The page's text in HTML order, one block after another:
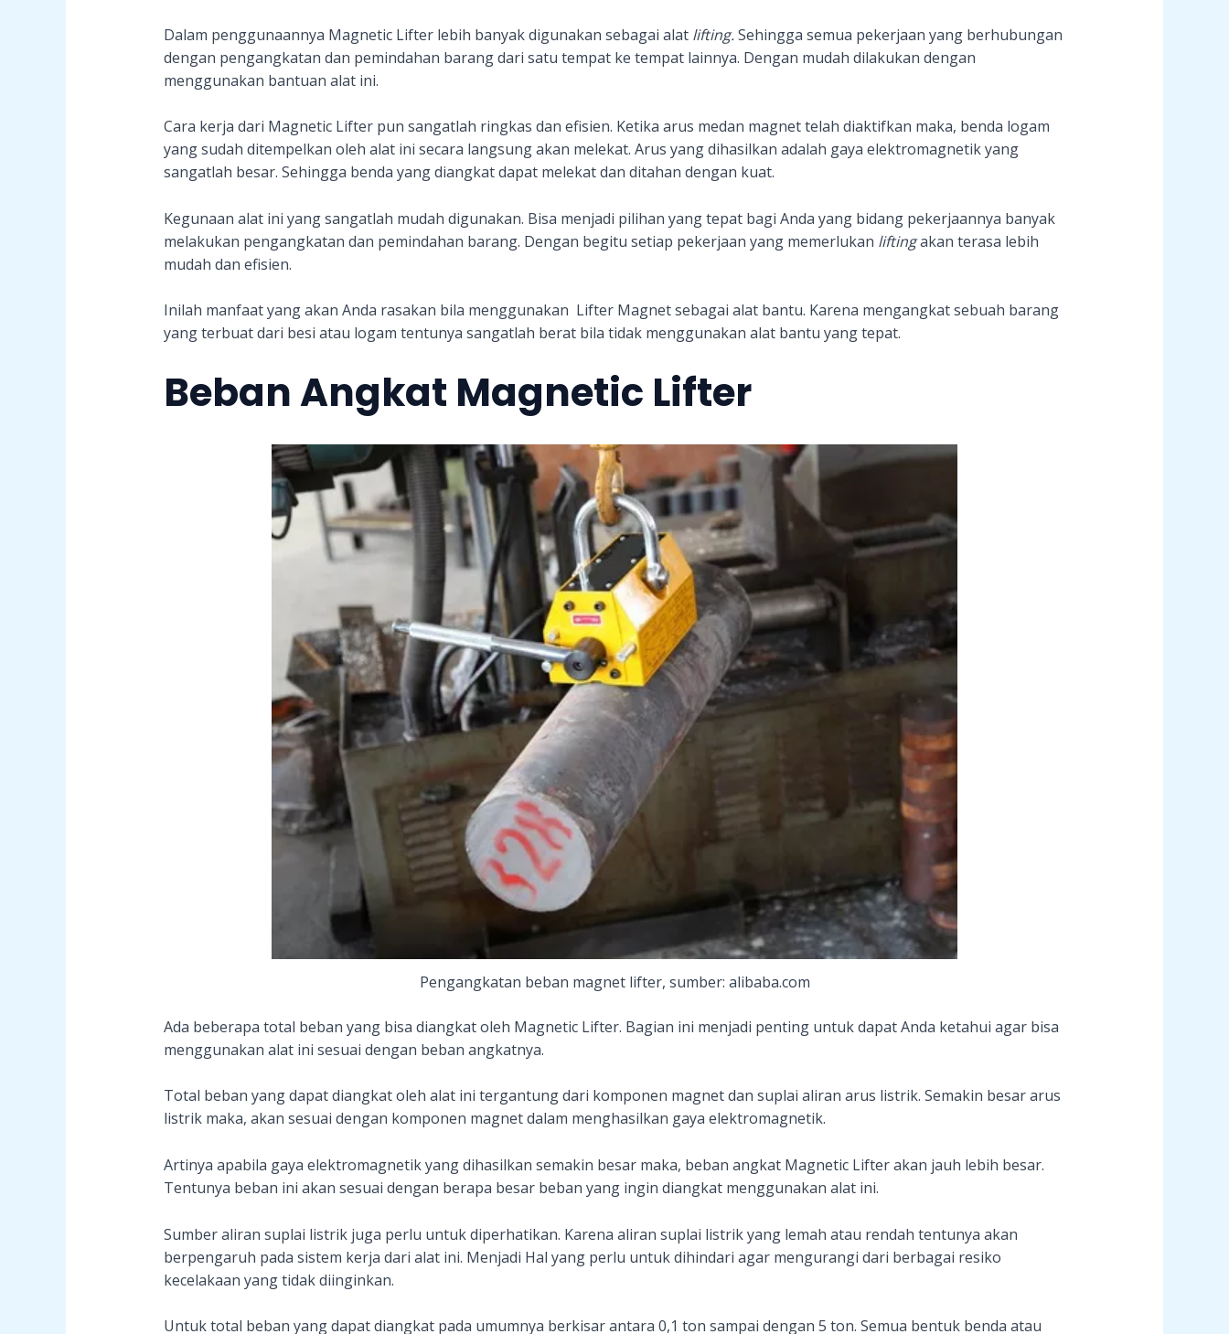
Dalam penggunaannya Magnetic Lifter lebih banyak digunakan sebagai alat lifting.Sehingga semua pekerjaan yang berhubungan
dengan pengangkatan dan pemindahan barang dari satu tempat ke tempat lainnya. Dengan mudah dilakukan dengan
menggunakan bantuan alat ini.
Cara kerja dari Magnetic Lifter pun sangatlah ringkas dan efisien. Ketika arus medan magnet telah diaktifkan maka, benda logam
yang sudah ditempelkan oleh alat ini secara langsung akan melekat. Arus yang dihasilkan adalah gaya elektromagnetik yang
sangatlah besar. Sehingga benda yang diangkat dapat melekat dan ditahan dengan kuat.
Kegunaan alat ini yang sangatlah mudah digunakan. Bisa menjadi pilihan yang tepat bagi Anda yang bidang pekerjaannya banyak
melakukan pengangkatan dan pemindahan barang. Dengan begitu setiap pekerjaan yang memerlukan liftingakan terasa lebih
mudah dan efisien.
Inilah manfaat yang akan Anda rasakan bila menggunakan Lifter Magnet sebagai alat bantu. Karena mengangkat sebuah barang
yang terbuat dari besi atau logam tentunya sangatlah berat bila tidak menggunakan alat bantu yang tepat.
Beban Angkat Magnetic Lifter
Pengangkatan beban magnet lifter, sumber: alibaba.com
Ada beberapa total beban yang bisa diangkat oleh Magnetic Lifter. Bagian ini menjadi penting untuk dapat Anda ketahui agar bisa
menggunakan alat ini sesuai dengan beban angkatnya.
Total beban yang dapat diangkat oleh alat ini tergantung dari komponen magnet dan suplai aliran arus listrik. Semakin besar arus
listrik maka, akan sesuai dengan komponen magnet dalam menghasilkan gaya elektromagnetik.
Artinya apabila gaya elektromagnetik yang dihasilkan semakin besar maka, beban angkat Magnetic Lifter akan jauh lebih besar.
Tentunya beban ini akan sesuai dengan berapa besar beban yang ingin diangkat menggunakan alat ini.
Sumber aliran suplai listrik juga perlu untuk diperhatikan. Karena aliran suplai listrik yang lemah atau rendah tentunya akan
berpengaruh pada sistem kerja dari alat ini. Menjadi Hal yang perlu untuk dihindari agar mengurangi dari berbagai resiko
kecelakaan yang tidak diinginkan.
Untuk total beban yang dapat diangkat pada umumnya berkisar antara 0,1 ton sampai dengan 5 ton. Semua bentuk benda atau